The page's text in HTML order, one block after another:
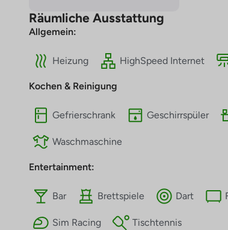
Räumliche Ausstattung
Allgemein:
Heizung HighSpeed Internet
Kochen & Reinigung
Gefrierschrank Geschirrspüler
Waschmaschine
Entertainment:
Bar Brettspiele Dart
Sim Racing Tischtennis